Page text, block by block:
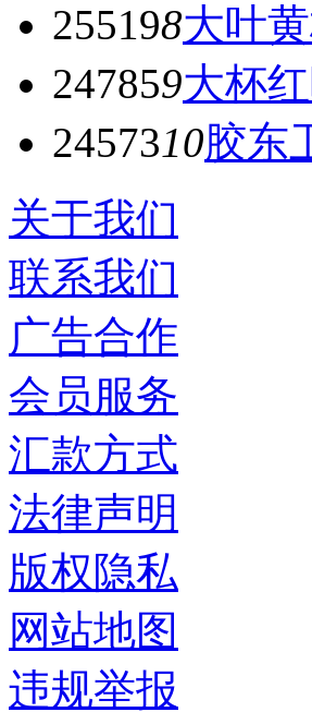
255198大叶
247859大杯
2457310胶东
关于我们
联系我们
广告合作
会员服务
汇款方式
法律声明
版权隐私
网站地图
违规举报